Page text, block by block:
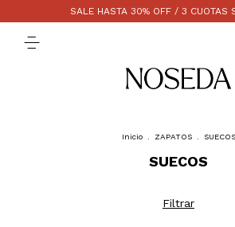
SALE HASTA 30% OFF / 3 CUOTAS
Inicio ZAPATOS SUECOS
SUECOS
Filtrar